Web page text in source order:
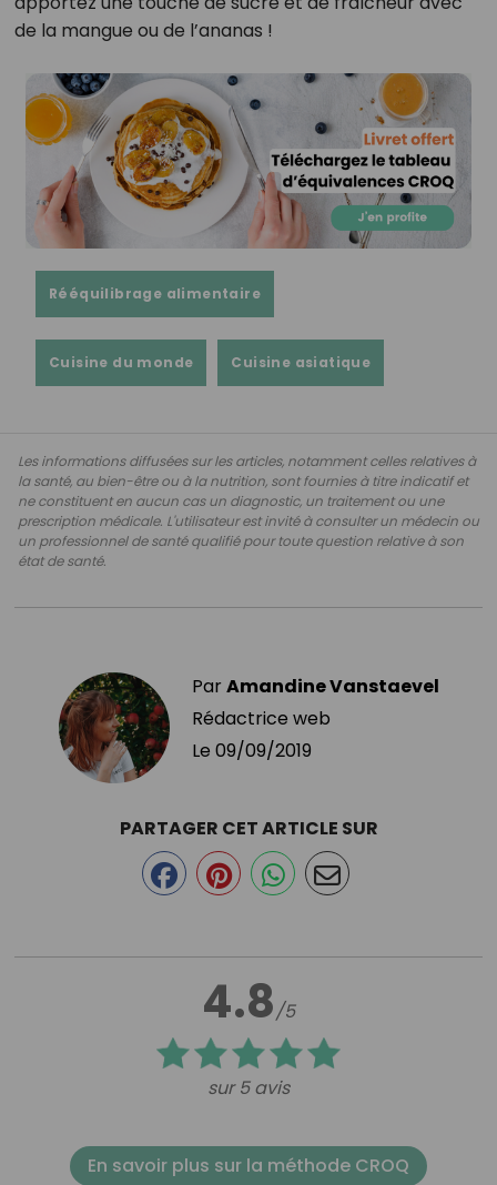
de la mangue ou de l’ananas !
Rééquilibrage alimentaire
Cuisine du monde Cuisine asiatique
Les informations diffusées sur les articles, notamment celles relatives à
la santé, au bien-être ou à la nutrition, sont fournies à titre indicatif et
ne constituent en aucun cas un diagnostic, un traitement ou une
prescription médicale. L'utilisateur est invité à consulter un médecin ou
un professionnel de santé qualifié pour toute question relative à son
état de santé.
ParAmandine Vanstaevel
Rédactrice web
Le 09/09/2019
4.8/5
sur 5 avis
PARTAGER CET ARTICLE SUR
En savoir plus sur la méthode CROQ